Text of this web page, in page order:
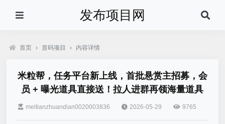
发布项目网
首页 › 首码项目 › 内容详情
米粒帮，任务平台新上线，首批悬赏主招募，会
员 + 曝光道具直接送！拉人进群再领海量道具
meitianzhuandian0020003836 2026-05-29 9765